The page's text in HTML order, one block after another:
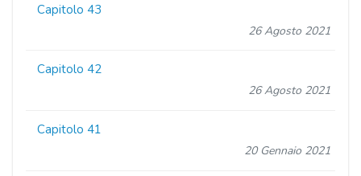
Capitolo 43
26 Agosto 2021
Capitolo 42
26 Agosto 2021
Capitolo 41
20 Gennaio 2021